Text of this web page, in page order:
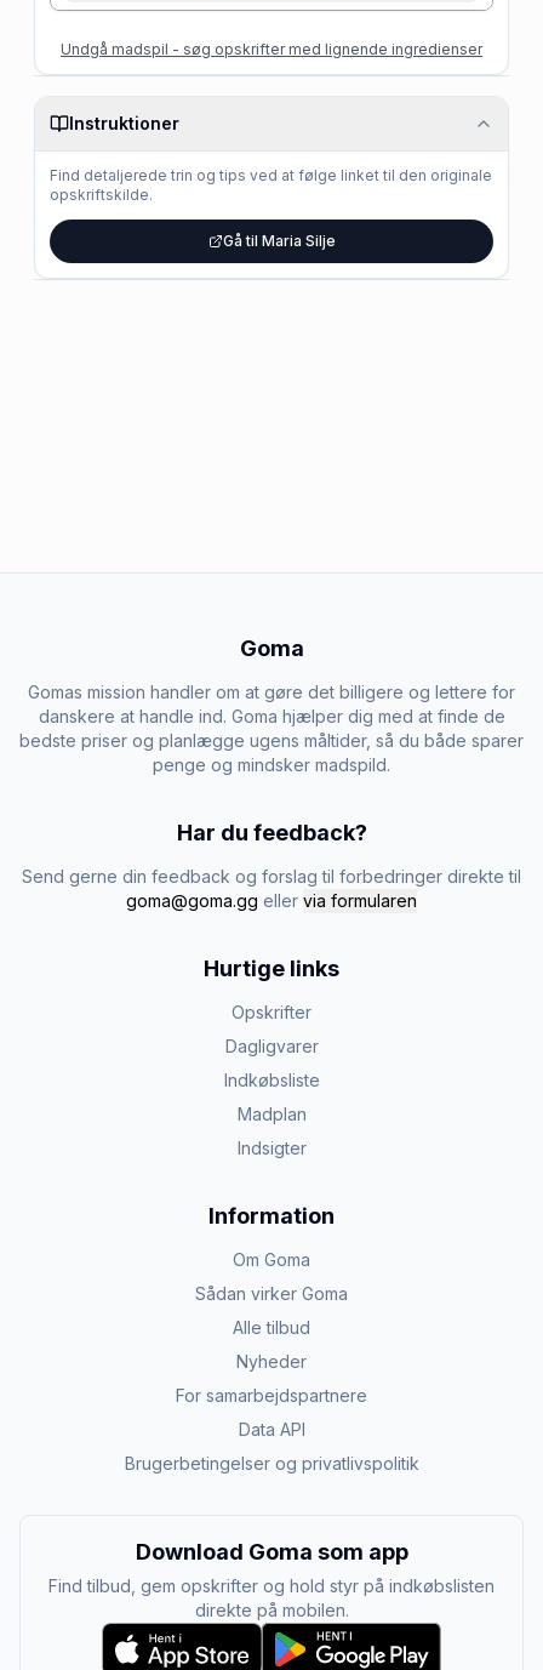
Undgå madspil - søg opskrifter med lignende ingredienser
Instruktioner
Find detaljerede trin og tips ved at følge linket til den originale
opskriftskilde.
Gå til Maria Silje
Goma
Gomas mission handler om at gøre det billigere og lettere for
danskere at handle ind. Goma hjælper dig med at finde de
bedste priser og planlægge ugens måltider, så du både sparer
penge og mindsker madspild.
Har du feedback?
Send gerne din feedback og forslag til forbedringer direkte til
goma@goma.gg eller via formularen
Hurtige links
Opskrifter
Dagligvarer
Indkøbsliste
Madplan
Indsigter
Information
Om Goma
Sådan virker Goma
Alle tilbud
Nyheder
For samarbejdspartnere
Data API
Brugerbetingelser og privatlivspolitik
Download Goma som app
Find tilbud, gem opskrifter og hold styr på indkøbslisten
direkte på mobilen.